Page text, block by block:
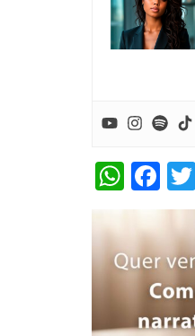
W
h
at
s
A
p
F
a
c
e
b
o